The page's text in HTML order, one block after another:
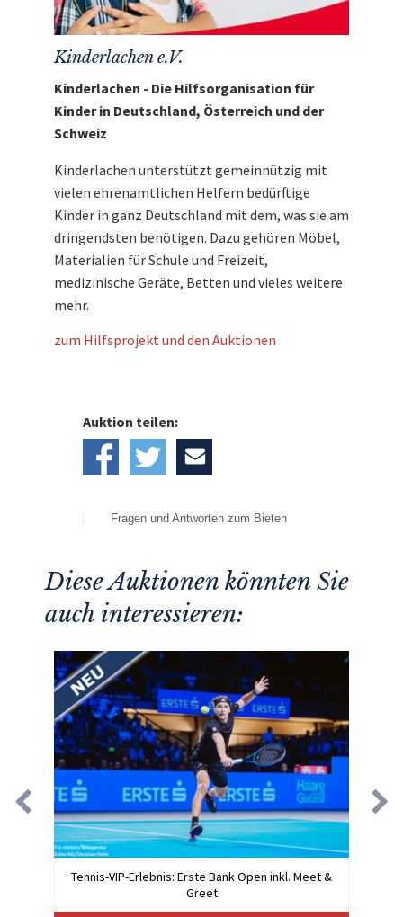
Kinderlachen e.V.
Kinderlachen - Die Hilfsorganisation für
Kinder in Deutschland, Österreich und der
Schweiz
Kinderlachen unterstützt gemeinnützig mit
vielen ehrenamtlichen Helfern bedürftige
Kinder in ganz Deutschland mit dem, was sie am
dringendsten benötigen. Dazu gehören Möbel,
Materialien für Schule und Freizeit,
medizinische Geräte, Betten und vieles weitere
mehr.
zum Hilfsprojekt und den Auktionen
Auktion teilen:
Fragen und Antworten zum Bieten
Diese Auktionen könnten Sie
auch interessieren:
Tennis-VIP-Erlebnis: Erste Bank Open inkl. Meet &
Greet